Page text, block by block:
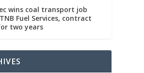
wins coal transport job
Fuel Services, contract
two years